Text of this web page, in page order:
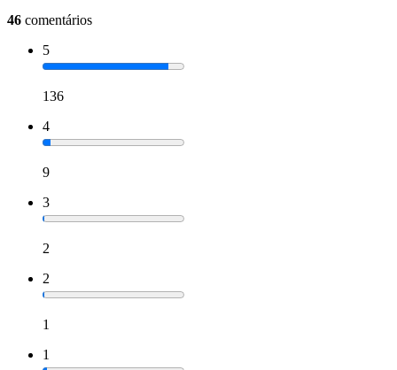
46 comentários
5
136
4
9
3
2
2
1
1